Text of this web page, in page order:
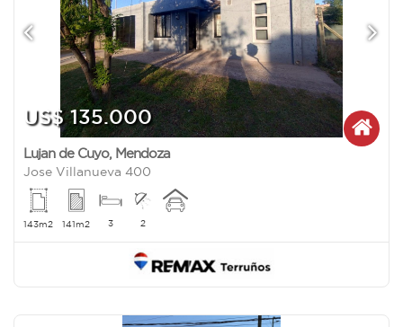
US$ 135.000
Lujan de Cuyo, Mendoza
Jose Villanueva 400
143m2 141m2 3 2